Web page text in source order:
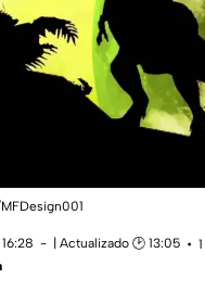
| Actualizado 🕑 13:05